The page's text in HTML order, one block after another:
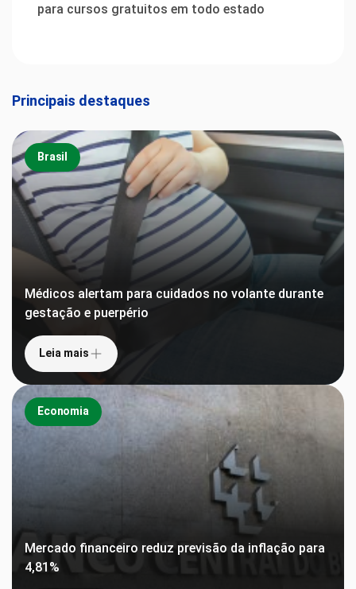
para cursos gratuitos em todo estado
Principais destaques
Brasil
Médicos alertam para cuidados no volante durante
gestação e puerpério
Leia mais
Economia
Mercado financeiro reduz previsão da inflação para
4,81%